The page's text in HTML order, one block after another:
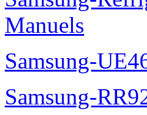
Manuels
Samsung-
Samsung-